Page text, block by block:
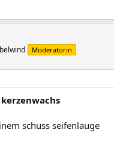
Moderatorin
schuss seifenlauge